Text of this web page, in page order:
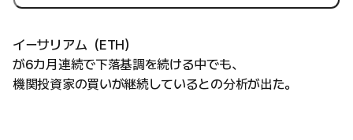
イーサリアム（ETH）
が6カ月連続で下落基調を続ける中でも、
機関投資家の買いが継続しているとの分析が出た。